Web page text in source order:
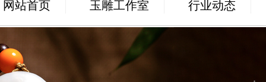
网站首页 玉雕工作室 行业动态